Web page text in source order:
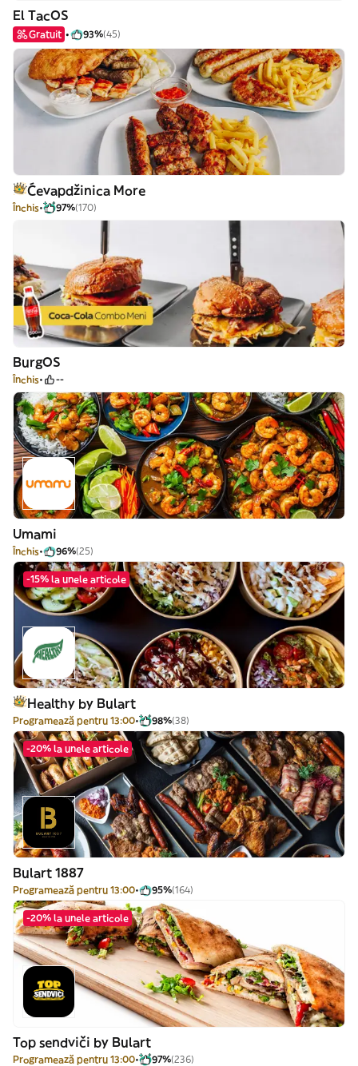
El TacOS
Gratuit 93%(45)
Ćevapdžinica More
Închis 97%(170)
BurgOS
Închis --
Umami
Închis 96%(25)
-15% la unele articole
Healthy by Bulart
Programează pentru 13:00 98%(38)
-20% la unele articole
Bulart 1887
Programează pentru 13:00 95%(164)
-20% la unele articole
Top sendviči by Bulart
Programează pentru 13:00 97%(236)